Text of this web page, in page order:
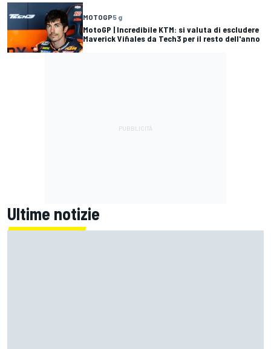
MOTOGP5 g
MotoGP | Incredibile KTM: si valuta di escludere
Maverick Viñales da Tech3 per il resto dell'anno
Ultime notizie